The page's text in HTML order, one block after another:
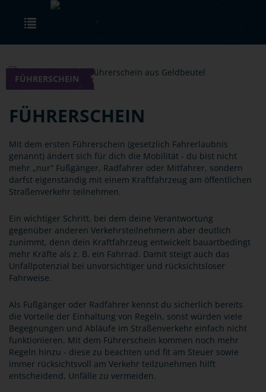
Skip to main content
FÜHRERSCHEIN
FÜHRERSCHEIN
Mit dem ersten Führerschein (gesetzlich Fahrerlaubnis
genannt) ändert sich für dich die Mobilität - du bist nicht
mehr „nur“ Fußgänger, Radfahrer oder Mitfahrer, sondern
darfst eigenständig mit einem Kraftfahrzeug am öffentlichen
Straßenverkehr teilnehmen.
Ein wichtiger Schritt, bei dem deine Verantwortung
gegenüber anderen Verkehrsteilnehmern aber deutlich
zunimmt, denn dein Kraftfahrzeug entwickelt bauartbedingt
mehr Kräfte als z. B. ein Fahrrad. Damit steigt auch das
Unfallpotenzial bei unvorsichtiger und rücksichtsloser
Fahrweise.
Als Fußgänger oder Radfahrer kennst du sicherlich bereits
die Vorteile der Einhaltung von Regeln, sonst würden viele
Begegnungen und Abläufe im Straßenverkehr einfach nicht
funktionieren. Mit dem Führerschein kommen noch mehr
Regeln hinzu - diese zu beachten und fit am Steuer sowie
immer rücksichtsvoll am Verkehr teilzunehmen hilft
entscheidend, Unfälle zu vermeiden.